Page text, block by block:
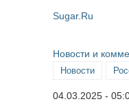
Sugar.Ru
Новости и
Новости
04.03.2025 -